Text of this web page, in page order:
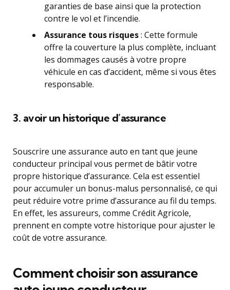
garanties de base ainsi que la protection
contre le vol et l’incendie.
Assurance tous risques: Cette formule
offre la couverture la plus complète, incluant
les dommages causés à votre propre
véhicule en cas d’accident, même si vous êtes
responsable.
3. avoir un historique d’assurance
Souscrire une assurance auto en tant que jeune
conducteur principal vous permet de bâtir votre
propre historique d’assurance. Cela est essentiel
pour accumuler un bonus-malus personnalisé, ce qui
peut réduire votre prime d’assurance au fil du temps.
En effet, les assureurs, comme Crédit Agricole,
prennent en compte votre historique pour ajuster le
coût de votre assurance.
Comment choisir son assurance